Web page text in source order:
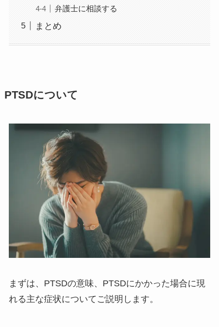
弁護士に相談する
まとめ
PTSDについて
まずは、PTSDの意味、PTSDにかかった場合に現
れる主な症状についてご説明します。